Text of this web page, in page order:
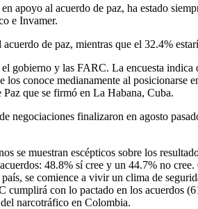
apoyo al acuerdo de paz, ha estado
e Invamer.
de paz, mientras que el 32.4%
gobierno y las FARC. La encuesta
conoce medianamente al posicionarse
que se firmó en La Habana, Cuba.
finalizaron en agosto
se muestran escépticos sobre los
48.8% sí cree y un 44.7% no cree.
se comience a vivir un clima de
con lo pactado en los acuerdos
narcotráfico en Colombia.